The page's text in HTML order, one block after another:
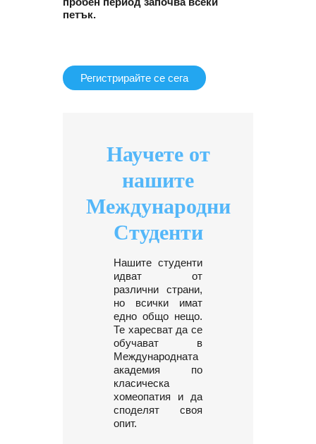
петък.
Регистрирайте се сега
Научете от
нашите
Международни
Студенти
Нашите студенти
идват от
различни страни,
но всички имат
едно общо нещо.
Те харесват да се
обучават в
Международната
академия по
класическа
хомеопатия и да
споделят своя
опит.